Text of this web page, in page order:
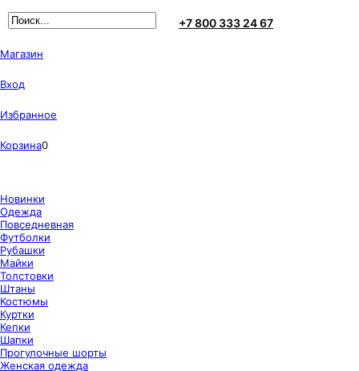
+7 800 333 24 67
Магазин
Вход
Избранное
Корзина0
Новинки
Одежда
Повседневная
Футболки
Рубашки
Майки
Толстовки
Штаны
Костюмы
Куртки
Кепки
Шапки
Прогулочные шорты
Женская одежда